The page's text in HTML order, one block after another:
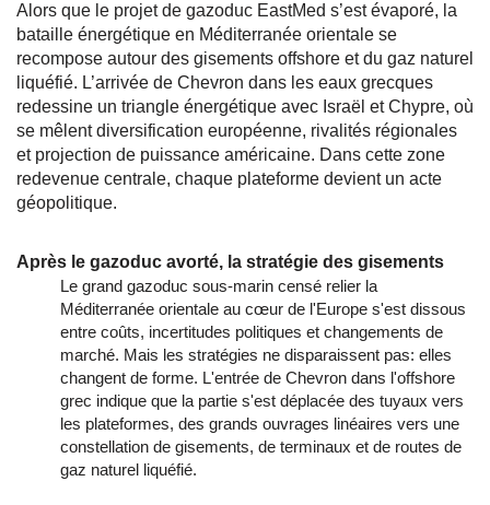
Alors que le projet de gazoduc EastMed s’est évaporé, la
bataille énergétique en Méditerranée orientale se
recompose autour des gisements offshore et du gaz naturel
liquéfié. L’arrivée de Chevron dans les eaux grecques
redessine un triangle énergétique avec Israël et Chypre, où
se mêlent diversification européenne, rivalités régionales
et projection de puissance américaine. Dans cette zone
redevenue centrale, chaque plateforme devient un acte
géopolitique.
Après le gazoduc avorté, la stratégie des gisements
Le grand gazoduc sous-marin censé relier la
Méditerranée orientale au cœur de l'Europe s'est dissous
entre coûts, incertitudes politiques et changements de
marché. Mais les stratégies ne disparaissent pas: elles
changent de forme. L'entrée de Chevron dans l'offshore
grec indique que la partie s'est déplacée des tuyaux vers
les plateformes, des grands ouvrages linéaires vers une
constellation de gisements, de terminaux et de routes de
gaz naturel liquéfié.